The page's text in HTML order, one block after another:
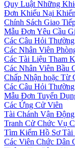
Quy Luật Những
Đơn Khiếu Nại
Chính Sách Giao
Mẫu Đơn Yêu Cầu
Các Câu Hỏi
Các Nhân Viên
Các Tài Liệu Tham
Các Nhân Viên Bầu
Chấp Nhận hoặc Từ
Các Câu Hỏi
Mẫu Đơn Tuyển
Các Ứng Cử Viên
Tài Chánh Vận
Tranh Cử Chức Vụ
Tìm Kiếm Hồ Sơ Tài
Các Viên Chức Dân